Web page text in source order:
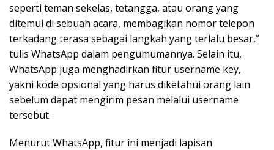
seperti teman sekelas, tetangga, atau orang yang
ditemui di sebuah acara, membagikan nomor telepon
terkadang terasa sebagai langkah yang terlalu besar,”
tulis WhatsApp dalam pengumumannya. Selain itu,
WhatsApp juga menghadirkan fitur username key,
yakni kode opsional yang harus diketahui orang lain
sebelum dapat mengirim pesan melalui username
tersebut.
Menurut WhatsApp, fitur ini menjadi lapisan